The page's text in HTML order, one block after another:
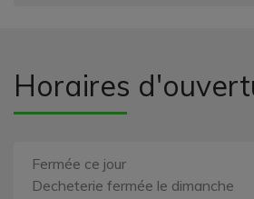
Horaires
Fermée ce jour
Decheterie fermée le dimanche